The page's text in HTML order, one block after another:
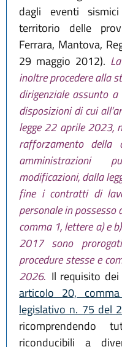
dagli eventi
territorio delle
Ferrara, Mantova,
29 maggio 2012).
inoltre procedere alla
dirigenziale assunto
disposizioni di cui
legge 22 aprile 2023,
rafforzamento della
amministrazioni
modificazioni, dalla
fine i contratti di
personale in possesso
comma 1, lettere a) e
2017 sono
procedure stesse e
2026. Il requisito
articolo 20,
legislativo n. 75 del
riconducibili a